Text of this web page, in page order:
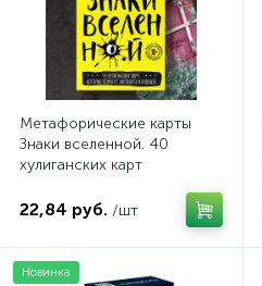
Метафорические карты
Знаки вселенной. 40
хулиганских карт
22,84 руб. /шт
Новинка